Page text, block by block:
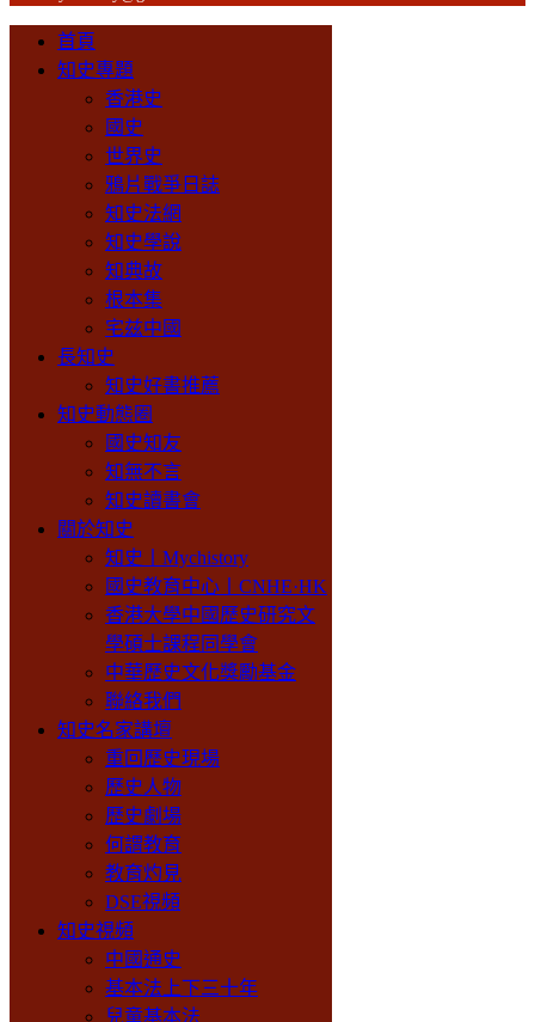
首頁
知史專題
香港史
國史
世界史
鴉片戰爭日誌
知史法網
知史學說
知典故
根本集
宅兹中國
長知史
知史好書推薦
知史動態圈
國史知友
知無不言
知史讀書會
關於知史
知史丨Mychistory
國史教育中心丨CNHE·HK
香港大學中國歷史研究文
學碩士課程同學會
中華歷史文化獎勵基金
聯絡我們
知史名家講壇
重回歷史現場
歷史人物
歷史劇場
何謂教育
教育灼見
DSE視頻
知史視頻
中國通史
基本法上下三十年
兒童基本法